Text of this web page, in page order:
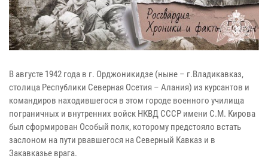
В августе 1942 года в г. Орджоникидзе (ныне – г.Владикавказ,
столица Республики Северная Осетия – Алания) из курсантов и
командиров находившегося в этом городе военного училища
пограничных и внутренних войск НКВД СССР имени С.М. Кирова
был сформирован Особый полк, которому предстояло встать
заслоном на пути рвавшегося на Северный Кавказ и в
Закавказье врага.